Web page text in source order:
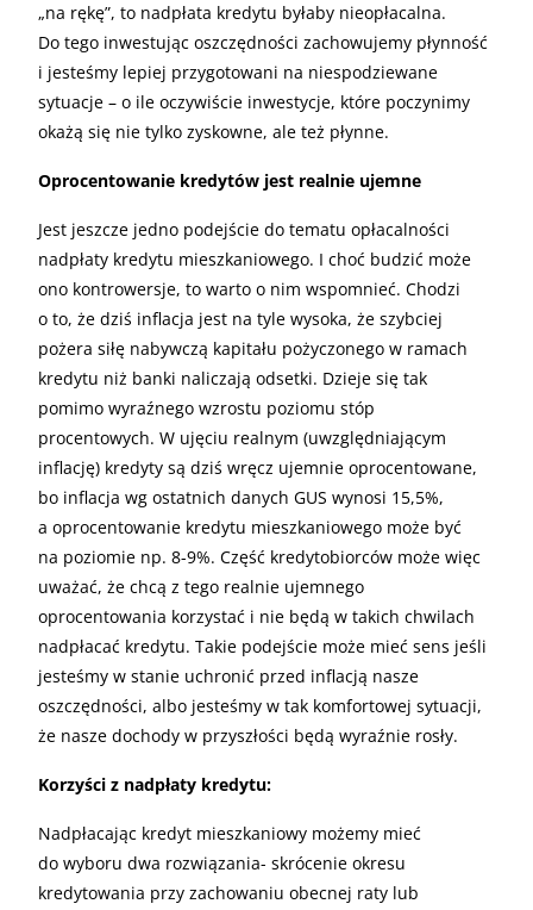
„na rękę”, to nadpłata kredytu byłaby nieopłacalna.
Do tego inwestując oszczędności zachowujemy płynność
i jesteśmy lepiej przygotowani na niespodziewane
sytuacje – o ile oczywiście inwestycje, które poczynimy
okażą się nie tylko zyskowne, ale też płynne.
Oprocentowanie kredytów jest realnie ujemne
Jest jeszcze jedno podejście do tematu opłacalności
nadpłaty kredytu mieszkaniowego. I choć budzić może
ono kontrowersje, to warto o nim wspomnieć. Chodzi
o to, że dziś inflacja jest na tyle wysoka, że szybciej
pożera siłę nabywczą kapitału pożyczonego w ramach
kredytu niż banki naliczają odsetki. Dzieje się tak
pomimo wyraźnego wzrostu poziomu stóp
procentowych. W ujęciu realnym (uwzględniającym
inflację) kredyty są dziś wręcz ujemnie oprocentowane,
bo inflacja wg ostatnich danych GUS wynosi 15,5%,
a oprocentowanie kredytu mieszkaniowego może być
na poziomie np. 8-9%. Część kredytobiorców może więc
uważać, że chcą z tego realnie ujemnego
oprocentowania korzystać i nie będą w takich chwilach
nadpłacać kredytu. Takie podejście może mieć sens jeśli
jesteśmy w stanie uchronić przed inflacją nasze
oszczędności, albo jesteśmy w tak komfortowej sytuacji,
że nasze dochody w przyszłości będą wyraźnie rosły.
Korzyści z nadpłaty kredytu:
Nadpłacając kredyt mieszkaniowy możemy mieć
do wyboru dwa rozwiązania- skrócenie okresu
kredytowania przy zachowaniu obecnej raty lub